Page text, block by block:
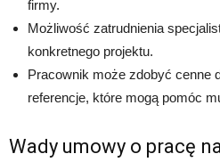
firmy.
Możliwość zatrudnienia
konkretnego projektu.
Pracownik może zdobyć cenne
referencje, które mogą pomóc
Wady umowy o pracę